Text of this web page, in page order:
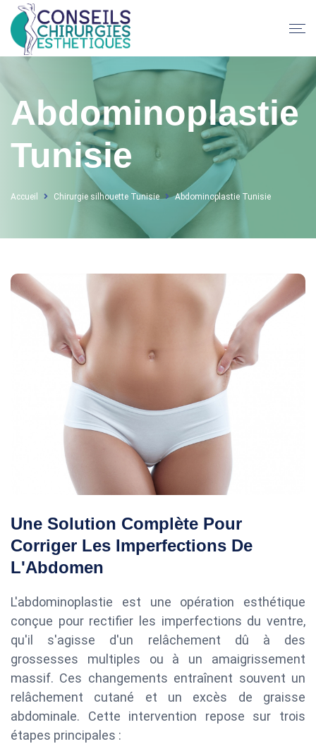
Abdominoplastie
Tunisie
Accueil Chirurgie silhouette Tunisie Abdominoplastie Tunisie
Une Solution Complète Pour
Corriger Les Imperfections De
L'Abdomen
L'abdominoplastie est une opération esthétique
conçue pour rectifier les imperfections du ventre,
qu'il s'agisse d'un relâchement dû à des
grossesses multiples ou à un amaigrissement
massif. Ces changements entraînent souvent un
relâchement cutané et un excès de graisse
abdominale. Cette intervention repose sur trois
étapes principales :